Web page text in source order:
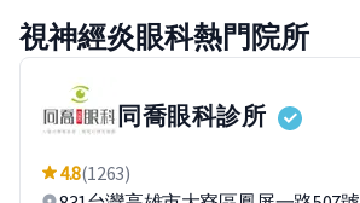
視神經炎眼科熱門院所
同喬眼科診所
4.8(1263)